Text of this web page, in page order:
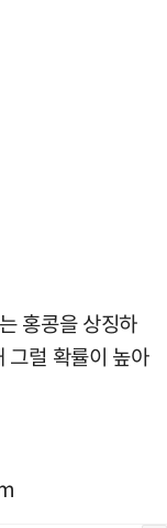
홍콩을 상징하
그럴 확률이 높아